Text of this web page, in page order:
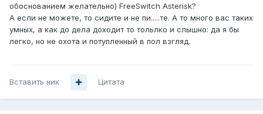
обоснованием желательно) FreeSwitch Asterisk?
А если не можете, то сидите и не пи.....те. А то много вас таких
умных, а как до дела доходит то тольлко и слышно: да я бы
легко, но не охота и потупленный в пол взгляд.
Вставить ник Цитата